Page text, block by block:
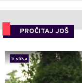
PROČITAJ JOŠ
5 slika